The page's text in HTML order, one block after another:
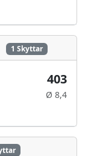
1 Skyttar
403
Ø 8,4